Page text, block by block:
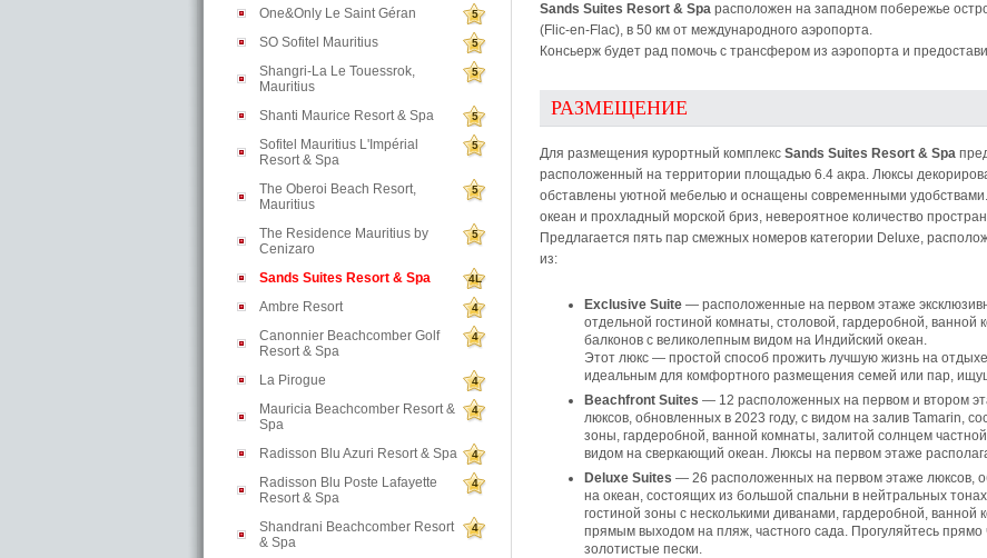
One&Only Le Saint Géran 5
SO Sofitel Mauritius 5
Shangri-La Le Touessrok,
Mauritius
5
Shanti Maurice Resort & Spa 5
Sofitel Mauritius L'Impérial
Resort & Spa
5
The Oberoi Beach Resort,
Mauritius
5
The Residence Mauritius by
Cenizaro
5
Sands Suites Resort & Spa 4L
Ambre Resort 4
Canonnier Beachcomber Golf
Resort & Spa
4
La Pirogue 4
Mauricia Beachcomber Resort &
Spa
4
Radisson Blu Azuri Resort & Spa 4
Radisson Blu Poste Lafayette
Resort & Spa
4
Shandrani Beachcomber Resort
& Spa
4
Sands Suites Resort & Spa расположен на западном побережье
(Flic-en-Flac), в 50 км от международного аэропорта.
Консьерж будет рад помочь с трансфером из аэропорта и
РАЗМЕЩЕНИЕ
Для размещения курортный комплекс Sands Suites Resort & Spa
расположенный на территории площадью 6.4 акра. Люксы
обставлены уютной мебелью и оснащены современными
океан и прохладный морской бриз, невероятное количество
Предлагается пять пар смежных номеров категории Deluxe,
из:
Exclusive Suite — расположенные на первом этаже
отдельной гостиной комнаты, столовой, гардеробной,
балконов с великолепным видом на Индийский океан.
Этот люкс — простой способ прожить лучшую жизнь на
идеальным для комфортного размещения семей или пар,
Beachfront Suites — 12 расположенных на первом и втором
люксов, обновленных в 2023 году, с видом на залив Tamarin,
зоны, гардеробной, ванной комнаты, залитой солнцем
видом на сверкающий океан. Люксы на первом этаже
Deluxe Suites — 26 расположенных на первом этаже люксов,
на океан, состоящих из большой спальни в нейтральных
гостиной зоны с несколькими диванами, гардеробной,
прямым выходом на пляж, частного сада. Прогуляйтесь
золотистые пески.